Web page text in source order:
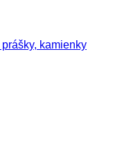
kamienky